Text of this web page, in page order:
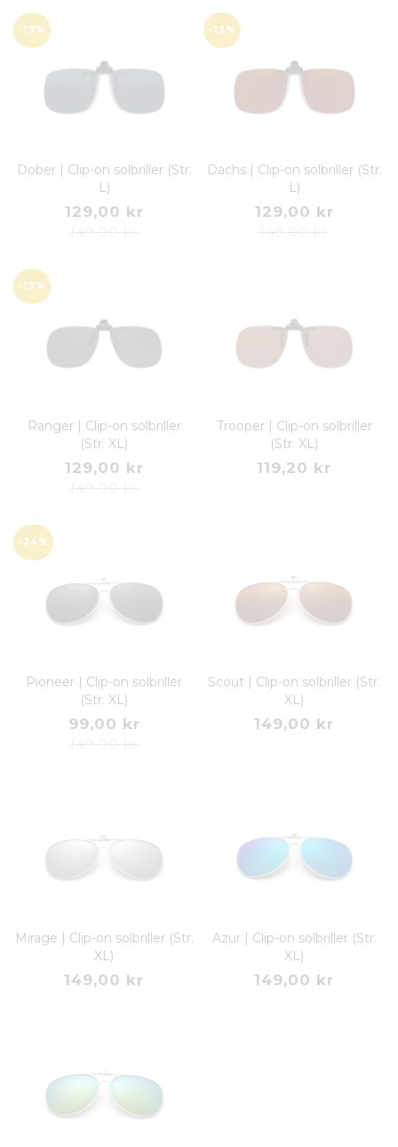
-13%
Dober | Clip-on solbriller (Str.
L)
129,00 kr
-13%
Dachs | Clip-on solbriller (Str.
L)
129,00 kr
-13%
Ranger | Clip-on solbriller
(Str. XL)
129,00 kr
Trooper | Clip-on solbriller
(Str. XL)
119,20 kr
-34%
Pioneer | Clip-on solbriller
(Str. XL)
99,00 kr
Scout | Clip-on solbriller (Str.
XL)
149,00 kr
Mirage | Clip-on solbriller (Str.
XL)
149,00 kr
Azur | Clip-on solbriller (Str.
XL)
149,00 kr